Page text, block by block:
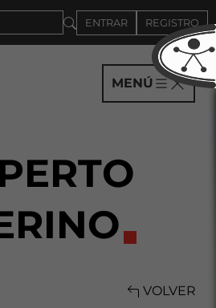
ENTRAR REGISTRO
MENÚ
VOLVER